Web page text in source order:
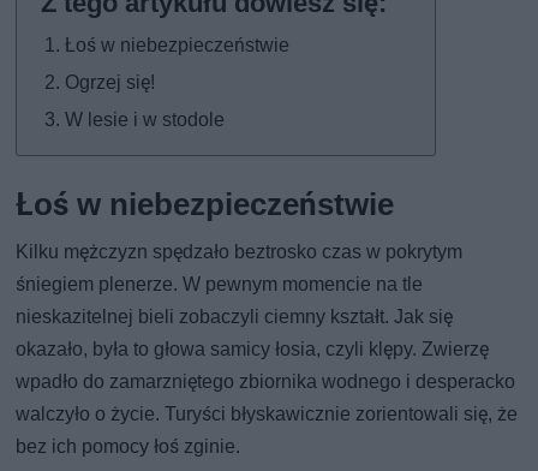
Łoś w niebezpieczeństwie
Ogrzej się!
W lesie i w stodole
Łoś w niebezpieczeństwie
Kilku mężczyzn spędzało beztrosko czas w pokrytym
śniegiem plenerze. W pewnym momencie na tle
nieskazitelnej bieli zobaczyli ciemny kształt. Jak się
okazało, była to głowa samicy łosia, czyli klępy. Zwierzę
wpadło do zamarzniętego zbiornika wodnego i desperacko
walczyło o życie. Turyści błyskawicznie zorientowali się, że
bez ich pomocy łoś zginie.